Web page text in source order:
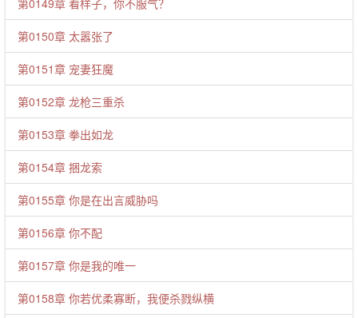
第0149章 看样子，你不服气？
第0150章 太嚣张了
第0151章 宠妻狂魔
第0152章 龙枪三重杀
第0153章 拳出如龙
第0154章 捆龙索
第0155章 你是在出言威胁吗
第0156章 你不配
第0157章 你是我的唯一
第0158章 你若优柔寡断，我便杀戮纵横